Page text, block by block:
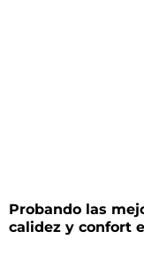
Probando las
calidez y confort